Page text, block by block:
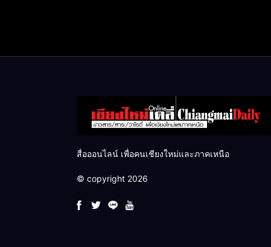
สื่อออนไลน์ เพื่อคนเชียงใหม่และภาคเหนือ
© copyright 2026